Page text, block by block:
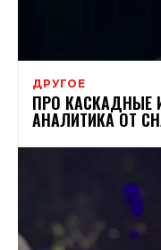
ДРУГОЕ
ПРО КАСКАДНЫЕ
АНАЛИТИКА ОТ